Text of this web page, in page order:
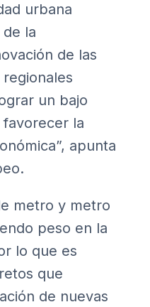
urbana
la
de las
un bajo
la
apunta
metro y metro
peso en la
lo que es
que
de nuevas